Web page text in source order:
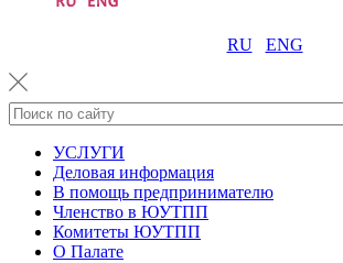
RU ENG
УСЛУГИ
Деловая информация
В помощь предпринимателю
Членство в ЮУТПП
Комитеты ЮУТПП
О Палате